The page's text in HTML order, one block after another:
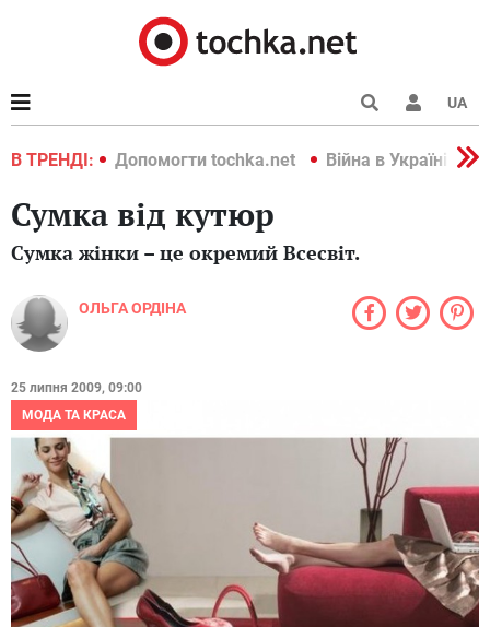
UA
В ТРЕНДІ:
2022 Допомогти tochka.net Війна в Україні 2022
Сумка від кутюр
Сумка жінки – це окремий Всесвіт.
ОЛЬГА ОРДІНА
25 липня 2009, 09:00
МОДА ТА КРАСА